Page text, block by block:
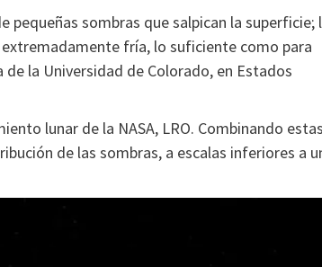
pequeñas sombras que salpican la superficie;
extremadamente fría, lo suficiente como para
la Universidad de Colorado, en Estados
lunar de la NASA, LRO. Combinando
de las sombras, a escalas inferiores a